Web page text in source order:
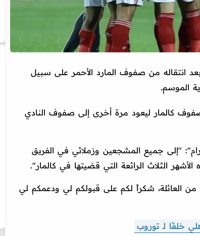
انتقاله من صفوف المارد الأحمر على سبيل
الموسم.
كالمار ليعود مرة أخرى إلى صفوف النادي
"إلى جميع المشجعين وزملائي في الفريق
الثلاث الرائعة التي قضيتها في كالمار".
العائلة، شكراً لكم على قبولكم لي ودعمكم لي
خلفًا لـ توروب